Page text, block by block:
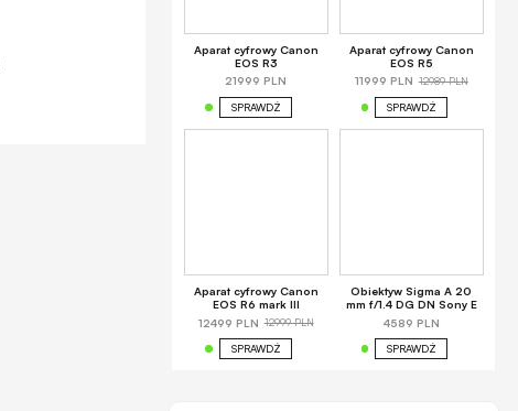
Aparat cyfrowy Canon
EOS R3
21999 PLN
SPRAWDŹ
Aparat cyfrowy Canon
EOS R5
11999 PLN 12989 PLN
SPRAWDŹ
Aparat cyfrowy Canon
EOS R6 mark III
12499 PLN 12999 PLN
SPRAWDŹ
Obiektyw Sigma A 20
mm f/1.4 DG DN Sony E
4589 PLN
SPRAWDŹ